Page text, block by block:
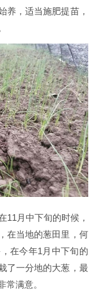
养，适当施肥提苗，
11月中下旬的时候，
在当地的葱田里，何
在今年1月中下旬的
了一分地的大葱，最
常满意。